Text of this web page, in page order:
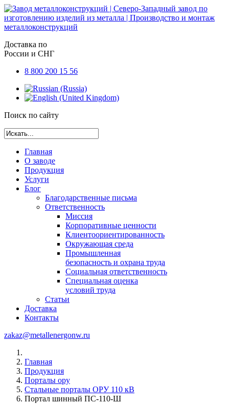
Доставка по
России и СНГ
8 800 200 15 56
Поиск по сайту
Главная
О заводе
Продукция
Услуги
Блог
Благодарственные письма
Ответственность
Миссия
Корпоративные ценности
Клиентоориентированность
Окружающая среда
Промышленная
безопасность и охрана труда
Социальная ответственность
Специальная оценка
условий труда
Статьи
Доставка
Контакты
zakaz@metallenergonw.ru
Главная
Продукция
Порталы ору
Стальные порталы ОРУ 110 кВ
Портал шинный ПС-110-Ш